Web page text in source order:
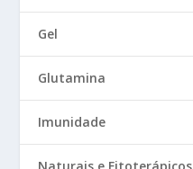
Gel
Glutamina
Imunidade